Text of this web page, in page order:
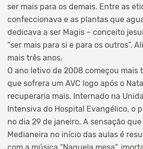
ser mais para os demais. Entre as
confeccionava e as plantas que
dedicava a ser Magis – conceito
“ser mais para si e para os outros”.
mais três anos.
O ano letivo de 2008 começou mais
que sofrera um AVC logo após o
recuperaria mais. Internado na
Intensiva do Hospital Evangélico, o
no dia 29 de janeiro. A sensação
Medianeira no início das aulas é